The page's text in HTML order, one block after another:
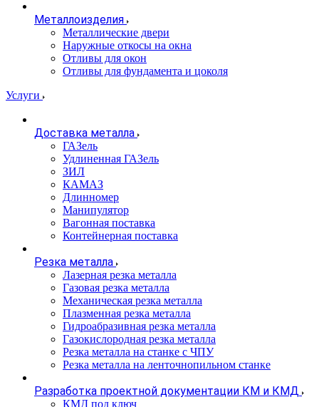
Металлоизделия
Металлические двери
Наружные откосы на окна
Отливы для окон
Отливы для фундамента и цоколя
Услуги
Доставка металла
ГАЗель
Удлиненная ГАЗель
ЗИЛ
КАМАЗ
Длинномер
Манипулятор
Вагонная поставка
Контейнерная поставка
Резка металла
Лазерная резка металла
Газовая резка металла
Механическая резка металла
Плазменная резка металла
Гидроабразивная резка металла
Газокислородная резка металла
Резка металла на станке с ЧПУ
Резка металла на ленточнопильном станке
Разработка проектной документации КМ и КМД
КМД под ключ